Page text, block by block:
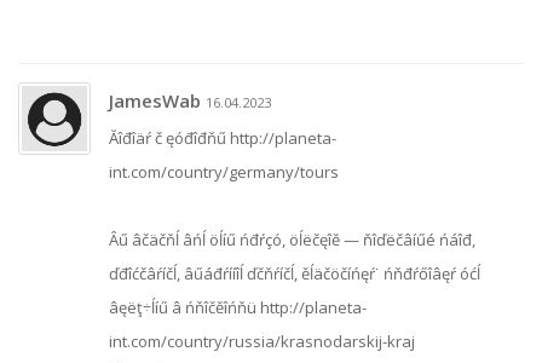
JamesWab 16.04.2023
Ăîđîäŕ č ęóđîđňű http://planeta-
int.com/country/germany/tours
Âű âčäčňĺ âńĺ öĺíű ńđŕçó, öĺëčęîě — ňîďëčâíűé ńáîđ,
ďđîćčâŕíčĺ, âűáđŕííîĺ ďčňŕíčĺ, ěĺäčöčíńęŕ˙ ńňđŕőîâęŕ óćĺ
âęëţ÷ĺíű â ńňîčěîńňü http://planeta-
int.com/country/russia/krasnodarskij-kraj